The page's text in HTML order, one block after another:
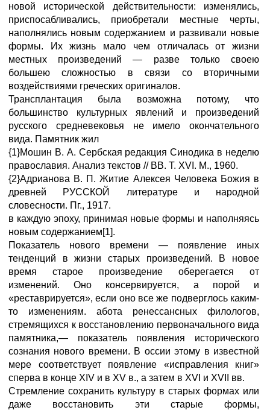
новой исторической действительности: изменялись,
приспосабливались, приобретали местные черты,
наполнялись новым содержанием и развивали новые
формы. Их жизнь мало чем отличалась от жизни
местных произведений — разве только своею
большею сложностью в связи со вторичными
воздействиями греческих оригиналов.
Трансплантация была возможна потому, что
большинство культурных явлений и произведений
русского средневековья не имело окончательного
вида. Памятник жил
{1}Мошин В. А. Сербская редакция Синодика в неделю
православия. Анализ текстов // ВВ. Т. XVI. М., 1960.
{2}Адрианова В. П. Житие Алексея Человека Божия в
древней РУССКОЙ литературе и народной
словесности. Пг., 1917.
в каждую эпоху, принимая новые формы и наполняясь
новым содержанием[1].
Показатель нового времени — появление иных
тенденций в жизни старых произведений. В новое
время старое произведение оберегается от
изменений. Оно консервируется, а порой и
«реставрируется», если оно все же подверглось каким-
то изменениям. абота ренессансных филологов,
стремящихся к восстановлению первоначального вида
памятника,— показатель появления исторического
сознания нового времени. В оссии этому в известной
мере соответствует появление «исправления книг»
сперва в конце XIV и в XV в., а затем в XVI и XVII вв.
Стремление сохранить культуру в старых формах или
даже восстановить эти старые формы,